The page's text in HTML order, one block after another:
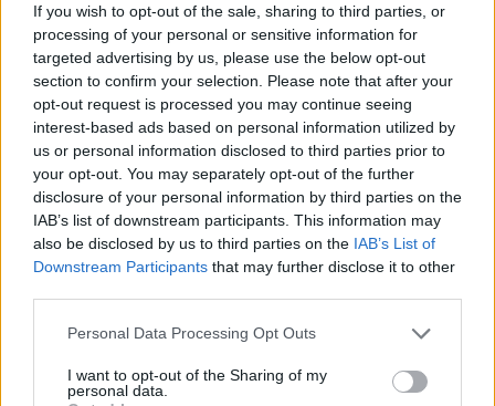
If you wish to opt-out of the sale, sharing to third parties, or
processing of your personal or sensitive information for
targeted advertising by us, please use the below opt-out
section to confirm your selection. Please note that after your
opt-out request is processed you may continue seeing
interest-based ads based on personal information utilized by
us or personal information disclosed to third parties prior to
your opt-out. You may separately opt-out of the further
disclosure of your personal information by third parties on the
IAB’s list of downstream participants. This information may
also be disclosed by us to third parties on the IAB’s List of
Downstream Participants that may further disclose it to other
Please note that this website/app uses one or more Google
not limited to your visit or usage behaviour. You may click to
grant or deny consent to Google and its third-party tags to
Personal Data Processing Opt Outs
I want to opt-out of the Sharing of my
personal data.
visszautasította az ellene mondott
kritikákat, de nem felelt arra, hogy szerinte
Izrael pontosan miként gyakorolna vallásos
erőszakot.
„A zsidó nép létezik, és én ennek örülök” –
írta Achterhuis.
„A legfontosabb filozófus, akitől
tanultam, Hanna Arendt volt, aki
Természetesen a zsidóknak is